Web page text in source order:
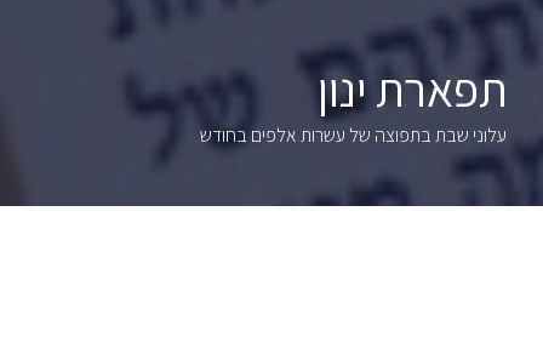
תפארת ינון
עלוני שבת בתפוצה של עשרות אלפים בחודש